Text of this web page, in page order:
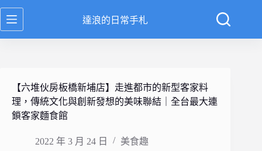
跳
至
達浪的日常手札
【六堆伙房板橋新埔店】走進都市的新型客家料
理，傳統文化與創新發想的美味聯結｜全台最大連
鎖客家麵食館
2022 年 3 月 24 日 美食趣